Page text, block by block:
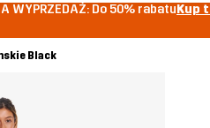
WYPRZEDAŻ: Do 50% rabatuKup
Black